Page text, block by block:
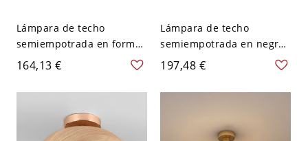
Lámpara de techo
semiempotrada en forma
de contenedor de tinta
con pantalla de vidrio,
LED/Incandescente/Fluore
luz, 110V-120V, 14"
164,13 €
Lámpara de techo
semiempotrada en negro
con 1 luz, pantalla
vitrificada,
LED/incandescente/fluore
197,48 €